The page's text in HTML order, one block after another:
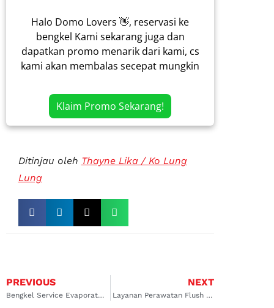
Halo Domo Lovers 👋, reservasi ke
bengkel Kami sekarang juga dan
dapatkan promo menarik dari kami, cs
kami akan membalas secepat mungkin
Klaim Promo Sekarang!
Ditinjau oleh Thayne Lika / Ko Lung
Lung
PREVIOUS
Bengkel Service Evaporator AC Mobil Murah Daerah Kebayoran Lama
NEXT
Layanan Perawatan Flush AC Mobil Terdekat di Pesanggrahan